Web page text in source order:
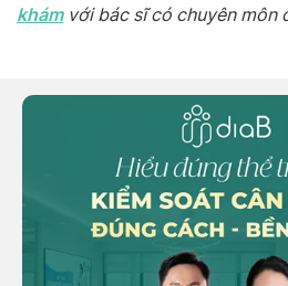
khámvới bác sĩ có chuyên môn